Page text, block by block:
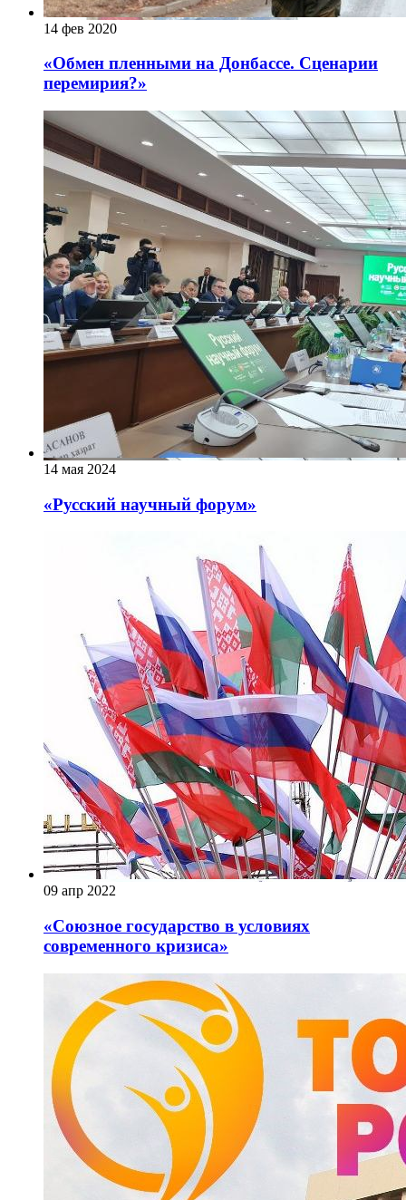
14 фев 2020
«Обмен пленными на Донбассе. Сценарии
перемирия?»
14 мая 2024
«Русский научный форум»
09 апр 2022
«Союзное государство в условиях
современного кризиса»